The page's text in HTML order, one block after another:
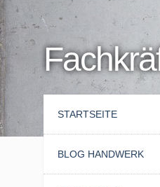
STARTSEITE
BLOG HANDWERK